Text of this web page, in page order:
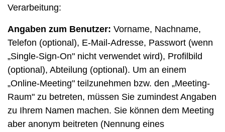
Verarbeitung:
Angaben zum Benutzer: Vorname, Nachname,
Telefon (optional), E-Mail-Adresse, Passwort (wenn
„Single-Sign-On" nicht verwendet wird), Profilbild
(optional), Abteilung (optional). Um an einem
„Online-Meeting" teilzunehmen bzw. den „Meeting-
Raum" zu betreten, müssen Sie zumindest Angaben
zu Ihrem Namen machen. Sie können dem Meeting
aber anonym beitreten (Nennung eines